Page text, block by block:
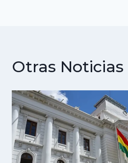
Otras Noticias